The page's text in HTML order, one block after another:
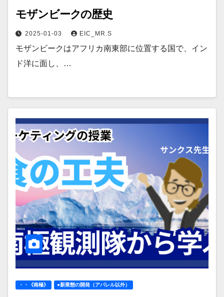
モザンビークの歴史
2025-01-03 EIC_MR.S
モザンビークはアフリカ南東部に位置する国で、イン
ド洋に面し、…
・・《南極》 ●新業態の開発（アパレル以外）